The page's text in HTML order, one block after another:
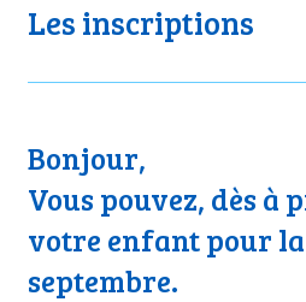
Les inscriptions
Bonjour,
Vous pouvez, dès à
votre enfant pour
septembre.